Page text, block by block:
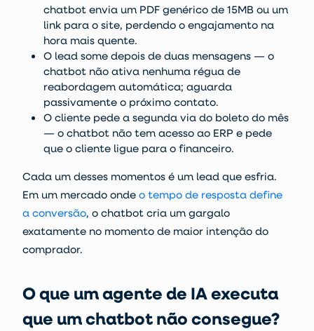
chatbot envia um PDF genérico de 15MB ou um
link para o site, perdendo o engajamento na
hora mais quente.
O lead some depois de duas mensagens — o
chatbot não ativa nenhuma régua de
reabordagem automática; aguarda
passivamente o próximo contato.
O cliente pede a segunda via do boleto do mês
— o chatbot não tem acesso ao ERP e pede
que o cliente ligue para o financeiro.
Cada um desses momentos é um lead que esfria.
Em um mercado onde o tempo de resposta define
a conversão, o chatbot cria um gargalo
exatamente no momento de maior intenção do
comprador.
O que um agente de IA executa
que um chatbot não consegue?